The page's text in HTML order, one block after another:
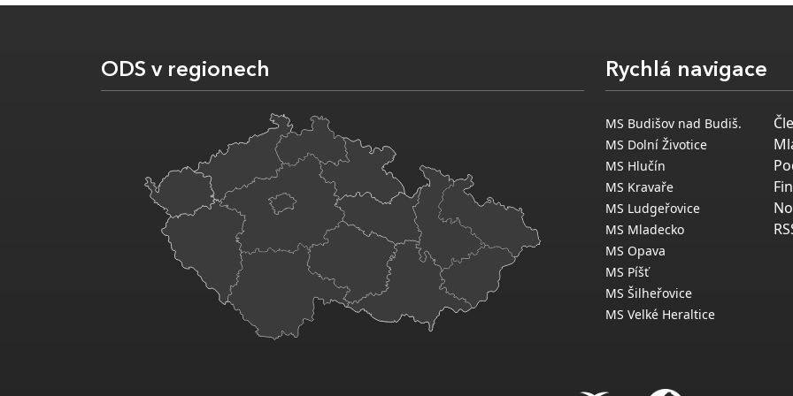
ODS v regionech Rychlá navigace
MS Budišov nad Budiš.
MS Dolní Životice
MS Hlučín
MS Kravaře
MS Ludgeřovice
MS Mladecko
MS Opava
MS Píšť
MS Šilheřovice
MS Velké Heraltice